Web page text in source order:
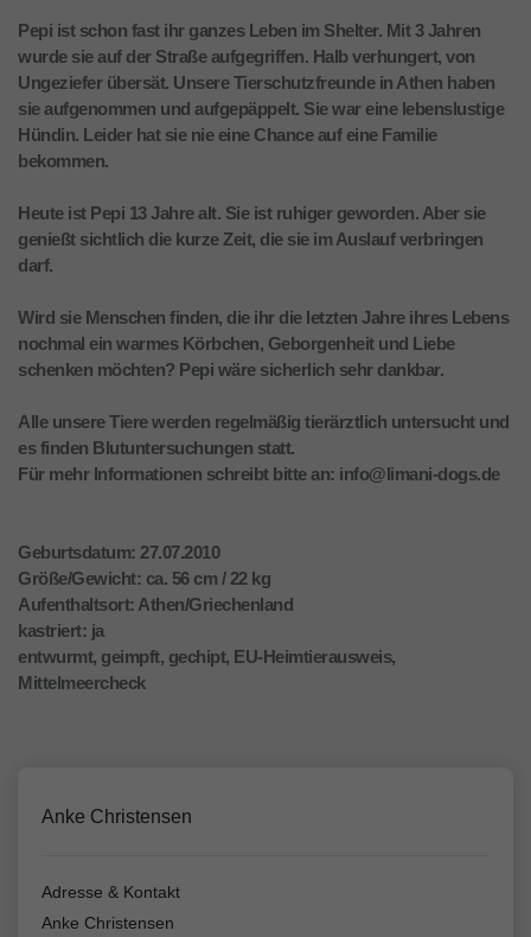
Pepi ist schon fast ihr ganzes Leben im Shelter. Mit 3 Jahren
wurde sie auf der Straße aufgegriffen. Halb verhungert, von
Ungeziefer übersät. Unsere Tierschutzfreunde in Athen haben
sie aufgenommen und aufgepäppelt. Sie war eine lebenslustige
Hündin. Leider hat sie nie eine Chance auf eine Familie
bekommen.
Heute ist Pepi 13 Jahre alt. Sie ist ruhiger geworden. Aber sie
genießt sichtlich die kurze Zeit, die sie im Auslauf verbringen
darf.
Wird sie Menschen finden, die ihr die letzten Jahre ihres Lebens
nochmal ein warmes Körbchen, Geborgenheit und Liebe
schenken möchten? Pepi wäre sicherlich sehr dankbar.
Alle unsere Tiere werden regelmäßig tierärztlich untersucht und
es finden Blutuntersuchungen statt.
Für mehr Informationen schreibt bitte an: info@limani-dogs.de
Geburtsdatum: 27.07.2010
Größe/Gewicht: ca. 56 cm / 22 kg
Aufenthaltsort: Athen/Griechenland
kastriert: ja
entwurmt, geimpft, gechipt, EU-Heimtierausweis,
Mittelmeercheck
Anke Christensen
Adresse & Kontakt
Anke Christensen